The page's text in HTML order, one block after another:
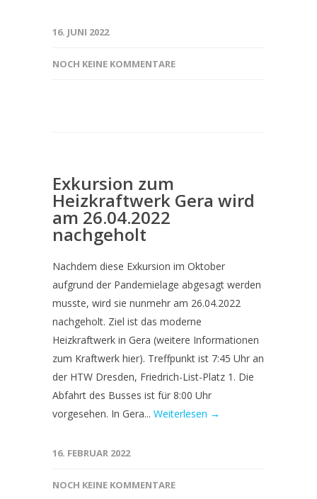
16. JUNI 2022
NOCH KEINE KOMMENTARE
Exkursion zum
Heizkraftwerk Gera wird
am 26.04.2022
nachgeholt
Nachdem diese Exkursion im Oktober
aufgrund der Pandemielage abgesagt werden
musste, wird sie nunmehr am 26.04.2022
nachgeholt. Ziel ist das moderne
Heizkraftwerk in Gera (weitere Informationen
zum Kraftwerk hier). Treffpunkt ist 7:45 Uhr an
der HTW Dresden, Friedrich-List-Platz 1. Die
Abfahrt des Busses ist für 8:00 Uhr
vorgesehen. In Gera... Weiterlesen →
16. FEBRUAR 2022
NOCH KEINE KOMMENTARE